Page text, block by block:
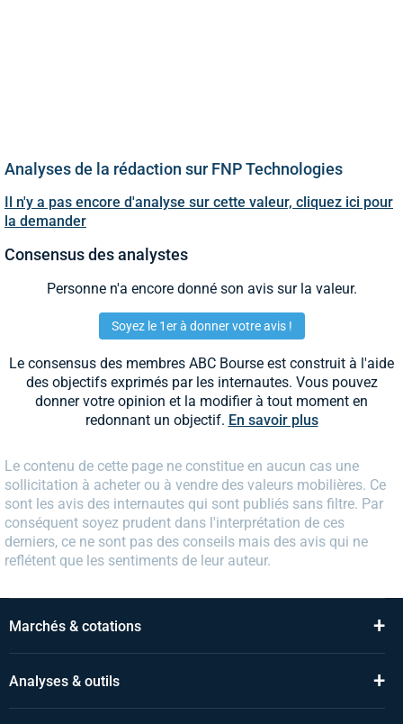
Analyses de la rédaction sur FNP Technologies
Il n'y a pas encore d'analyse sur cette valeur, cliquez ici pour
la demander
Consensus des analystes
Personne n'a encore donné son avis sur la valeur.
Soyez le 1er à donner votre avis !
Le consensus des membres ABC Bourse est construit à l'aide
des objectifs exprimés par les internautes. Vous pouvez
donner votre opinion et la modifier à tout moment en
redonnant un objectif. En savoir plus
Le contenu de cette page ne constitue en aucun cas une
sollicitation à acheter ou à vendre des valeurs mobilières. Ce
sont les avis des internautes qui sont publiés sans filtre. Par
conséquent soyez prudent dans l'interprétation de ces
derniers, ce ne sont pas des conseils mais des avis qui ne
reflétent que les sentiments de leur auteur.
Marchés & cotations +
Analyses & outils +